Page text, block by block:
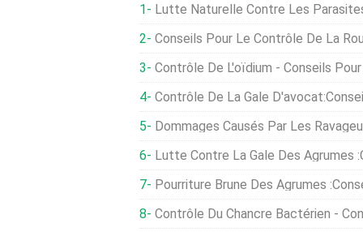
Lutte Naturelle Contre Les Parasites Et Les
Conseils Pour Le Contrôle De La
Contrôle De L'oïdium - Conseils Pour
Contrôle De La Gale D'avocat:Conseils Pour
Dommages Causés Par Les Ravageurs Sur Les Bleuets -
Lutte Contre La Gale Des Agrumes :conseils Pour
Pourriture Brune Des Agrumes :conseils Pour Lutter
Contrôle Du Chancre Bactérien - Conseils Pour